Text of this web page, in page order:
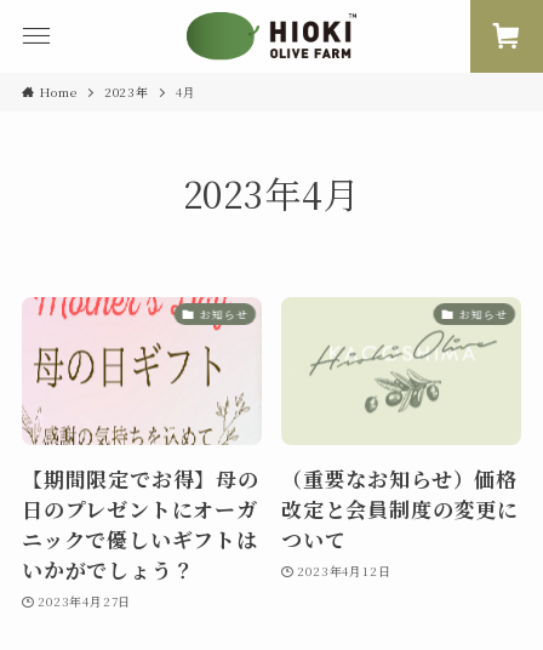
Home 2023年 4月
2023年4月
お知らせ
【期間限定でお得】母の
日のプレゼントにオーガ
ニックで優しいギフトは
いかがでしょう？
2023年4月27日
お知らせ
（重要なお知らせ）価格
改定と会員制度の変更に
ついて
2023年4月12日